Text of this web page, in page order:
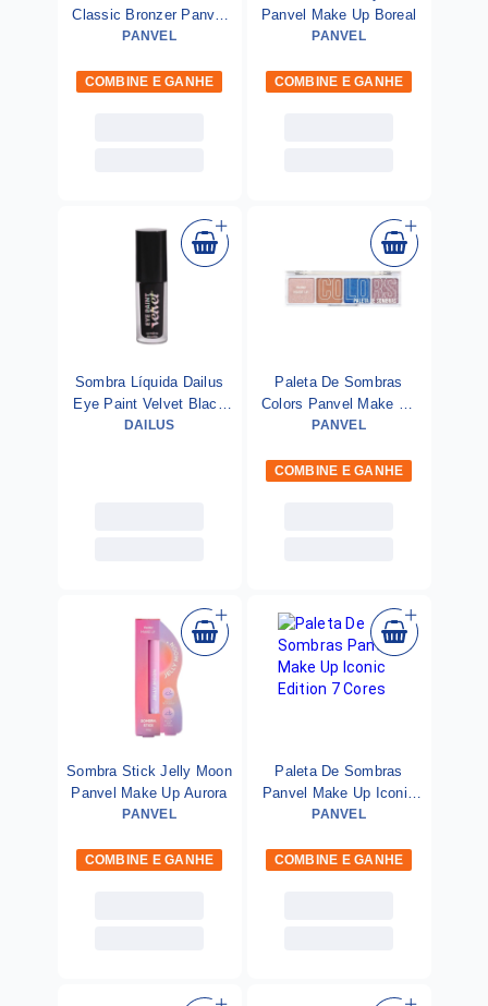
Classic Bronzer Panvel
Make Up 9 Cores
PANVEL
COMBINE E GANHE
Panvel Make Up Boreal
PANVEL
COMBINE E GANHE
Sombra Líquida Dailus
Eye Paint Velvet Black
4ml
DAILUS
Paleta De Sombras
Colors Panvel Make Up
Disco
PANVEL
COMBINE E GANHE
Sombra Stick Jelly Moon
Panvel Make Up Aurora
PANVEL
COMBINE E GANHE
Paleta De Sombras
Panvel Make Up Iconic
Edition 7 Cores
PANVEL
COMBINE E GANHE